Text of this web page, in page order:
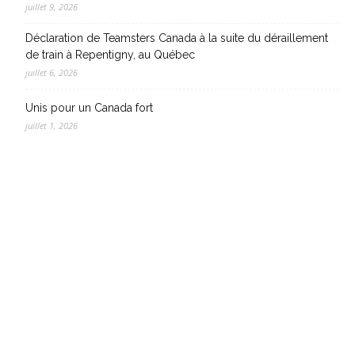
juillet 9, 2026
Déclaration de Teamsters Canada à la suite du déraillement
de train à Repentigny, au Québec
juillet 6, 2026
Unis pour un Canada fort
juillet 1, 2026